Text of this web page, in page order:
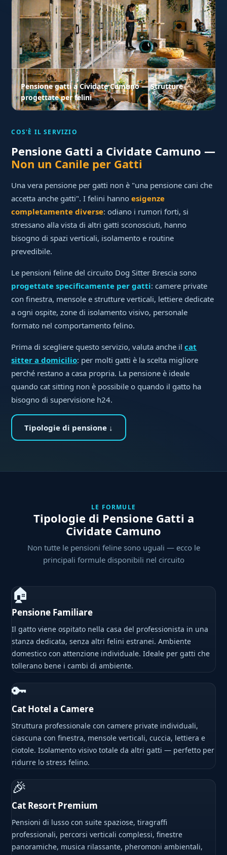
Pensione gatti a Cividate Camuno — Strutture
progettate per felini
COS'È IL SERVIZIO
Pensione Gatti a Cividate Camuno —
Non un Canile per Gatti
Una vera pensione per gatti non è "una pensione cani che
accetta anche gatti". I felini hannoesigenze
completamente diverse: odiano i rumori forti, si
stressano alla vista di altri gatti sconosciuti, hanno
bisogno di spazi verticali, isolamento e routine
prevedibile.
Le pensioni feline del circuito Dog Sitter Brescia sono
progettate specificamente per gatti: camere private
con finestra, mensole e strutture verticali, lettiere dedicate
a ogni ospite, zone di isolamento visivo, personale
formato nel comportamento felino.
Prima di scegliere questo servizio, valuta anche ilcat
sitter a domicilio: per molti gatti è la scelta migliore
perché restano a casa propria. La pensione è ideale
quando cat sitting non è possibile o quando il gatto ha
bisogno di supervisione h24.
Tipologie di pensione ↓
LE FORMULE
Tipologie di Pensione Gatti a
Cividate Camuno
Non tutte le pensioni feline sono uguali — ecco le
principali formule disponibili nel circuito
🏠
Pensione Familiare
Il gatto viene ospitato nella casa del professionista in una
stanza dedicata, senza altri felini estranei. Ambiente
domestico con attenzione individuale. Ideale per gatti che
tollerano bene i cambi di ambiente.
🔑
Cat Hotel a Camere
Struttura professionale con camere private individuali,
ciascuna con finestra, mensole verticali, cuccia, lettiera e
ciotole. Isolamento visivo totale da altri gatti — perfetto per
ridurre lo stress felino.
🎉
Cat Resort Premium
Pensioni di lusso con suite spaziose, tiragraffi
professionali, percorsi verticali complessi, finestre
panoramiche, musica rilassante, pheromoni ambientali,